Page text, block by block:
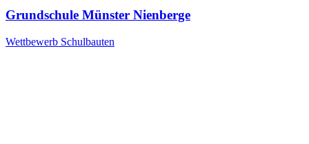
Grundschule Münster Nienberge
Wettbewerb Schulbauten